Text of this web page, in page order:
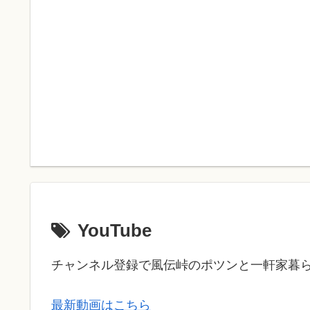
YouTube
チャンネル登録で風伝峠のポツンと一軒家暮
最新動画はこちら